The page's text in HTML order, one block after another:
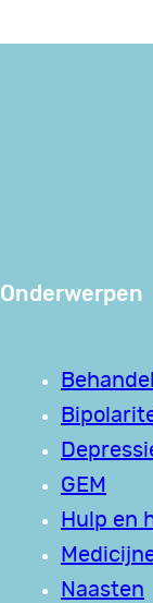
Onderwerpen
GEM
Hulp en
Naasten